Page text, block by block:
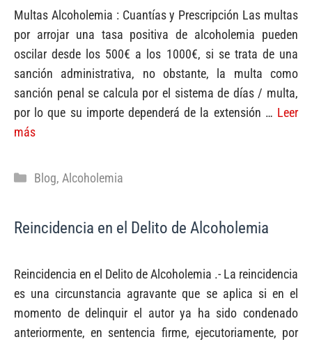
Multas Alcoholemia : Cuantías y Prescripción Las multas
por arrojar una tasa positiva de alcoholemia pueden
oscilar desde los 500€ a los 1000€, si se trata de una
sanción administrativa, no obstante, la multa como
sanción penal se calcula por el sistema de días / multa,
por lo que su importe dependerá de la extensión … Leer
más
Categorías
Blog, Alcoholemia
Reincidencia en el Delito de Alcoholemia
Reincidencia en el Delito de Alcoholemia .- La reincidencia
es una circunstancia agravante que se aplica si en el
momento de delinquir el autor ya ha sido condenado
anteriormente, en sentencia firme, ejecutoriamente, por